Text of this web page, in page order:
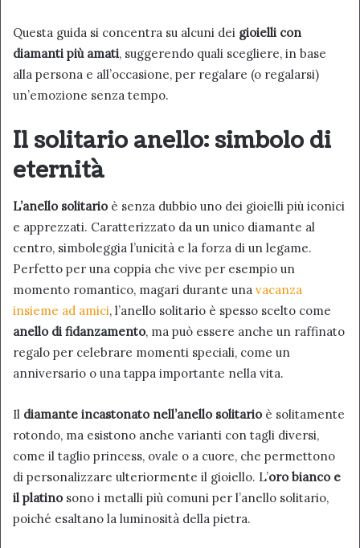
Questa guida si concentra su alcuni dei gioielli con
diamanti più amati, suggerendo quali scegliere, in base
alla persona e all’occasione, per regalare (o regalarsi)
un’emozione senza tempo.
Il solitario anello: simbolo di
eternità
L’anello solitarioè senza dubbio uno dei gioielli più iconici
e apprezzati. Caratterizzato da un unico diamante al
centro, simboleggia l’unicità e la forza di un legame.
Perfetto per una coppia che vive per esempio un
momento romantico, magari durante una vacanza
insieme ad amici, l’anello solitario è spesso scelto come
anello di fidanzamento, ma può essere anche un raffinato
regalo per celebrare momenti speciali, come un
anniversario o una tappa importante nella vita.
Il diamante incastonato nell’anello solitarioè solitamente
rotondo, ma esistono anche varianti con tagli diversi,
come il taglio princess, ovale o a cuore, che permettono
di personalizzare ulteriormente il gioiello. L’oro bianco e
il platinosono i metalli più comuni per l’anello solitario,
poiché esaltano la luminosità della pietra.